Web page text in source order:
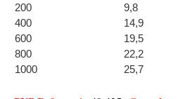
200
9,8
400
14,9
600
19,5
800
22,2
1000
25,7